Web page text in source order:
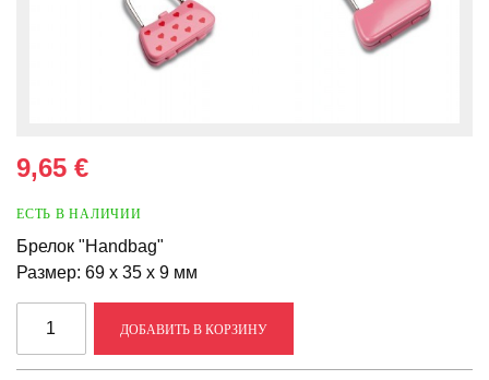
9,65 €
ЕСТЬ В НАЛИЧИИ
Брелок "Handbag"
Размер: 69 x 35 x 9 мм
ДОБАВИТЬ В КОРЗИНУ